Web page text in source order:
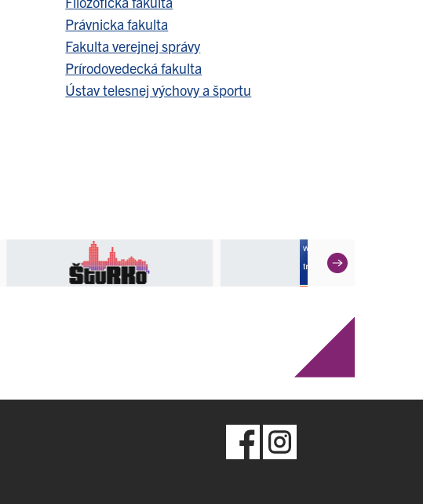
Právnicka fakulta
Fakulta verejnej správy
Prírodovedecká fakulta
Ústav telesnej výchovy a športu